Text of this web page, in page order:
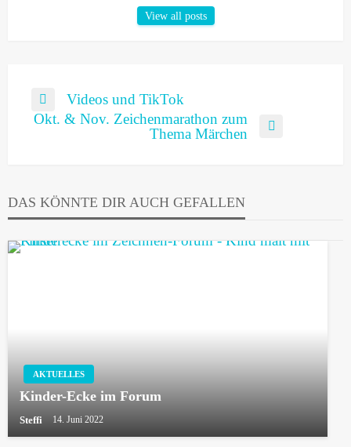
View all posts
Beitragsnavigation
Previous
Post
Videos und TikTok
Okt. & Nov. Zeichenmarathon zum
Thema Märchen
DAS KÖNNTE DIR AUCH GEFALLEN
AKTUELLES
Kinder-Ecke im Forum
Steffi 14. Juni 2022